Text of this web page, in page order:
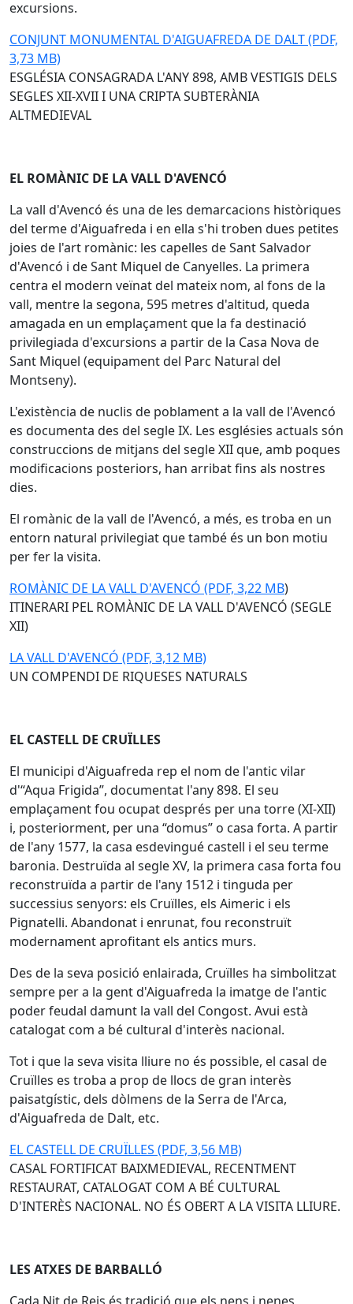
excursions.
CONJUNT MONUMENTAL D'AIGUAFREDA DE DALT (PDF,
3,73 MB)
ESGLÉSIA CONSAGRADA L'ANY 898, AMB VESTIGIS DELS
SEGLES XII-XVII I UNA CRIPTA SUBTERÀNIA
ALTMEDIEVAL
EL ROMÀNIC DE LA VALL D'AVENCÓ
La vall d'Avencó és una de les demarcacions històriques
del terme d'Aiguafreda i en ella s'hi troben dues petites
joies de l'art romànic: les capelles de Sant Salvador
d'Avencó i de Sant Miquel de Canyelles. La primera
centra el modern veïnat del mateix nom, al fons de la
vall, mentre la segona, 595 metres d'altitud, queda
amagada en un emplaçament que la fa destinació
privilegiada d'excursions a partir de la Casa Nova de
Sant Miquel (equipament del Parc Natural del
Montseny).
L'existència de nuclis de poblament a la vall de l'Avencó
es documenta des del segle IX. Les esglésies actuals són
construccions de mitjans del segle XII que, amb poques
modificacions posteriors, han arribat fins als nostres
dies.
El romànic de la vall de l'Avencó, a més, es troba en un
entorn natural privilegiat que també és un bon motiu
per fer la visita.
ROMÀNIC DE LA VALL D'AVENCÓ (PDF, 3,22 MB)
ITINERARI PEL ROMÀNIC DE LA VALL D'AVENCÓ (SEGLE
XII)
LA VALL D'AVENCÓ (PDF, 3,12 MB)
UN COMPENDI DE RIQUESES NATURALS
EL CASTELL DE CRUÏLLES
El municipi d'Aiguafreda rep el nom de l'antic vilar
d'“Aqua Frigida”, documentat l'any 898. El seu
emplaçament fou ocupat després per una torre (XI-XII)
i, posteriorment, per una “domus” o casa forta. A partir
de l'any 1577, la casa esdevingué castell i el seu terme
baronia. Destruïda al segle XV, la primera casa forta fou
reconstruïda a partir de l'any 1512 i tinguda per
successius senyors: els Cruïlles, els Aimeric i els
Pignatelli. Abandonat i enrunat, fou reconstruït
modernament aprofitant els antics murs.
Des de la seva posició enlairada, Cruïlles ha simbolitzat
sempre per a la gent d'Aiguafreda la imatge de l'antic
poder feudal damunt la vall del Congost. Avui està
catalogat com a bé cultural d'interès nacional.
Tot i que la seva visita lliure no és possible, el casal de
Cruïlles es troba a prop de llocs de gran interès
paisatgístic, dels dòlmens de la Serra de l'Arca,
d'Aiguafreda de Dalt, etc.
EL CASTELL DE CRUÏLLES (PDF, 3,56 MB)
CASAL FORTIFICAT BAIXMEDIEVAL, RECENTMENT
RESTAURAT, CATALOGAT COM A BÉ CULTURAL
D'INTERÈS NACIONAL. NO ÉS OBERT A LA VISITA LLIURE.
LES ATXES DE BARBALLÓ